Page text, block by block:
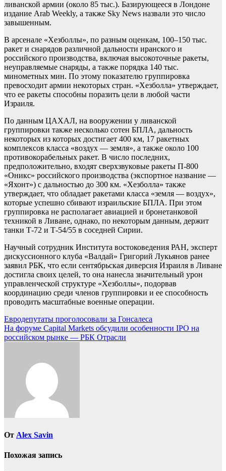
ливанской армии (около 85 тыс.). Базирующееся в Лондоне
издание Arab Weekly, а также Sky News назвали это число
завышенным.
В арсенале «Хезболлы», по разным оценкам, 100–150 тыс.
ракет и снарядов различной дальности иранского и
российского производства, включая высокоточные ракеты,
неуправляемые снаряды, а также порядка 140 тыс.
минометных мин. По этому показателю группировка
превосходит армии некоторых стран. «Хезболла» утверждает,
что ее ракеты способны поразить цели в любой части
Израиля.
По данным ЦАХАЛ, на вооружении у ливанской
группировки также несколько сотен БПЛА, дальность
некоторых из которых достигает 400 км, 17 ракетных
комплексов класса «воздух — земля», а также около 100
противокорабельных ракет. В число последних,
предположительно, входят сверхзвуковые ракеты П-800
«Оникс» российского производства (экспортное название —
«Яхонт») с дальностью до 300 км. «Хезболла» также
утверждает, что обладает ракетами класса «земля — воздух»,
которые успешно сбивают израильские БПЛА. При этом
группировка не располагает авиацией и бронетанковой
техникой в Ливане, однако, по некоторым данным, держит
танки Т-72 и Т-54/55 в соседней Сирии.
Научный сотрудник Института востоковедения РАН, эксперт
дискуссионного клуба «Валдай» Григорий Лукьянов ранее
заявил РБК, что если сентябрьская диверсия Израиля в Ливане
достигла своих целей, то она нанесла значительный урон
управленческой структуре «Хезболлы», подорвав
координацию среди членов группировки и ее способность
проводить масштабные военные операции.
Навигация
по
Евродепутаты проголосовали за Гонсалеса
На форуме Capital Markets обсудили особенности IPO на
российском рынке — РБК Отрасли
От Alex Savin
Похожая запись